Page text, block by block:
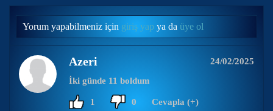
Yorum yapabilmeniz için giriş yap ya da üye ol
Azeri 24/02/2025
İki günde 11 boldum
1 0 Cevapla (+)